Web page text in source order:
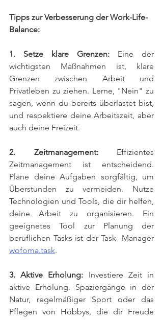
Tipps zur Verbesserung der Work-Life-
Balance:
1. Setze klare Grenzen: Eine der
wichtigsten Maßnahmen ist, klare
Grenzen zwischen Arbeit und
Privatleben zu ziehen. Lerne, "Nein" zu
sagen, wenn du bereits überlastet bist,
und respektiere deine Arbeitszeit, aber
auch deine Freizeit.
2. Zeitmanagement: Effizientes
Zeitmanagement ist entscheidend.
Plane deine Aufgaben sorgfältig, um
Überstunden zu vermeiden. Nutze
Technologien und Tools, die dir helfen,
deine Arbeit zu organisieren. Ein
geeignetes Tool zur Planung der
wofoma.task.
3. Aktive Erholung: Investiere Zeit in
aktive Erholung. Spaziergänge in der
Natur, regelmäßiger Sport oder das
Pflegen von Hobbys, die dir Freude